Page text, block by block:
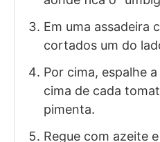
Em uma assadeira
cortados um do
Por cima, espalhe
cima de cada
pimenta.
Regue com azeite